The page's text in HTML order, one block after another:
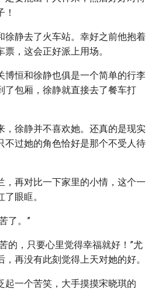
徐静去了火车站。幸好之前他抱着
，这会正好派上用场。
博恒和徐静也俱是一个简单的行李
了包厢，徐静就直接去了餐车打
，徐静并不喜欢她。还真的是现实
不过她的角色恰好是那个不受人待
，再对比一下家里的小情，这个一
眼眶。
了。”
的，只要心里觉得幸福就好！”尤
再没有此刻觉得上天对她的好。
起一个苦笑，大手摸摸宋晓琪的